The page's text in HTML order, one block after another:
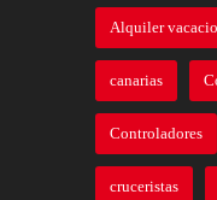
Alquiler
canarias
Controladores
cruceristas